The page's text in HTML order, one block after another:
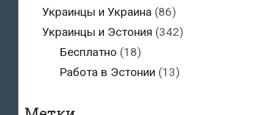
Украинцы и Украина (86)
Украинцы и Эстония (342)
Бесплатно (18)
Работа в Эстонии (13)